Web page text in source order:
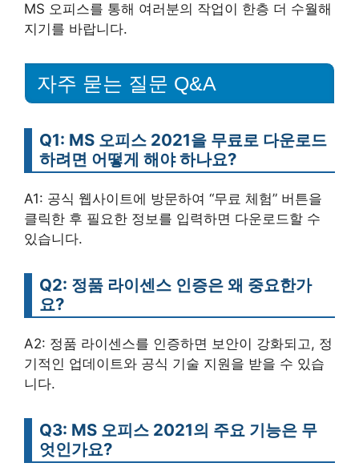
MS 오피스를 통해 여러분의 작업이 한층 더 수월해
지기를 바랍니다.
자주 묻는 질문 Q&A
Q1: MS 오피스 2021을 무료로 다운로드
하려면 어떻게 해야 하나요?
A1: 공식 웹사이트에 방문하여 “무료 체험” 버튼을
클릭한 후 필요한 정보를 입력하면 다운로드할 수
있습니다.
Q2: 정품 라이센스 인증은 왜 중요한가
요?
A2: 정품 라이센스를 인증하면 보안이 강화되고, 정
기적인 업데이트와 공식 기술 지원을 받을 수 있습
니다.
Q3: MS 오피스 2021의 주요 기능은 무
엇인가요?